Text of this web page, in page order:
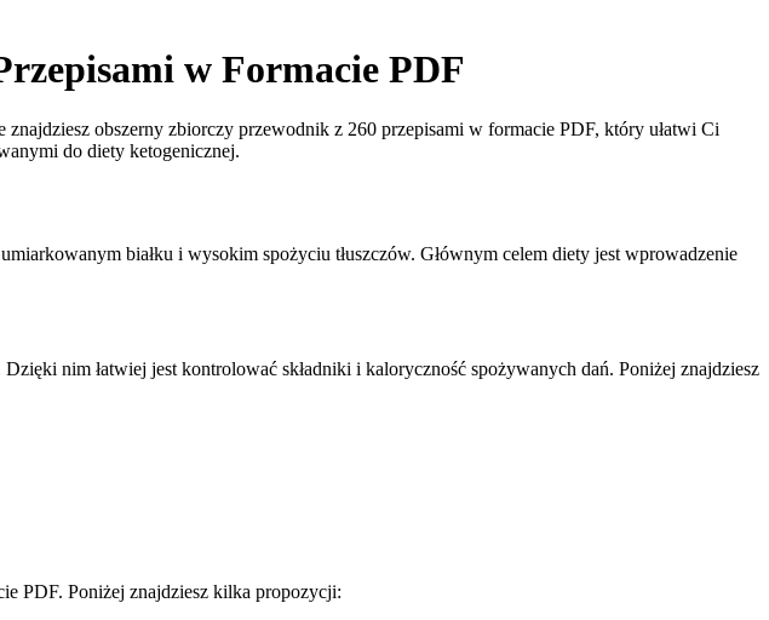
w Formacie PDF
obszerny zbiorczy przewodnik z 260 przepisami w formacie PDF, który ułatwi Ci
do diety ketogenicznej.
białku i wysokim spożyciu tłuszczów. Głównym celem diety jest wprowadzenie
nim łatwiej jest kontrolować składniki i kaloryczność spożywanych dań. Poniżej znajdziesz
PDF. Poniżej znajdziesz kilka propozycji: